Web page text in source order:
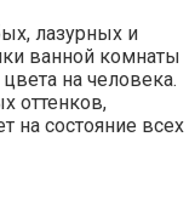
лазурных и
ванной комнаты
на человека.
оттенков,
на состояние всех